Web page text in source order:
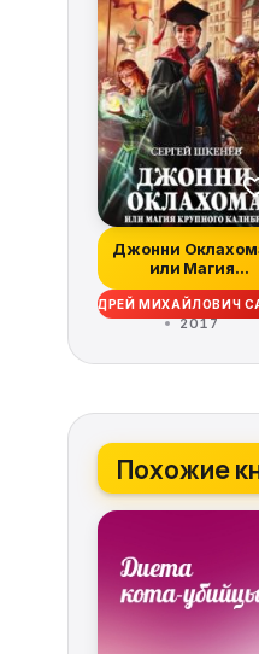
Джонни
или Магия
крупного
АНДРЕЙ МИХАЙЛОВИЧ
2017
Похожие